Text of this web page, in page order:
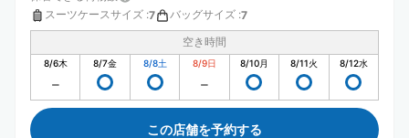
スーツケースサイズ :7 バッグサイズ :7
空き時間
8/6木 8/7金 8/8土 8/9日 8/10月 8/11火 8/12水
この店舗を予約する